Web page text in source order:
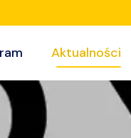
Aktualności